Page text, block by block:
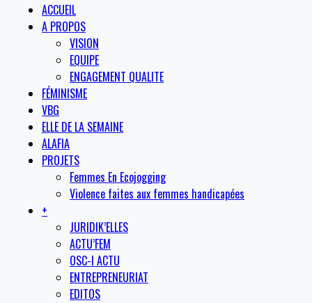
ACCUEIL
A PROPOS
VISION
EQUIPE
ENGAGEMENT QUALITE
FÉMINISME
VBG
ELLE DE LA SEMAINE
ALAFIA
PROJETS
Femmes En Ecojogging
Violence faites aux femmes handicapées
+
JURIDIK’ELLES
ACTU’FEM
OSC-I ACTU
ENTREPRENEURIAT
EDITOS